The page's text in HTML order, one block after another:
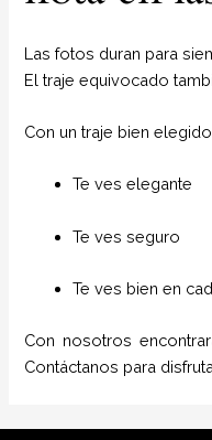
Las fotos duran para
El traje equivocado
Con un traje bien
Te ves elegante
Te ves seguro
Te ves bien en
Con nosotros
Contáctanos para